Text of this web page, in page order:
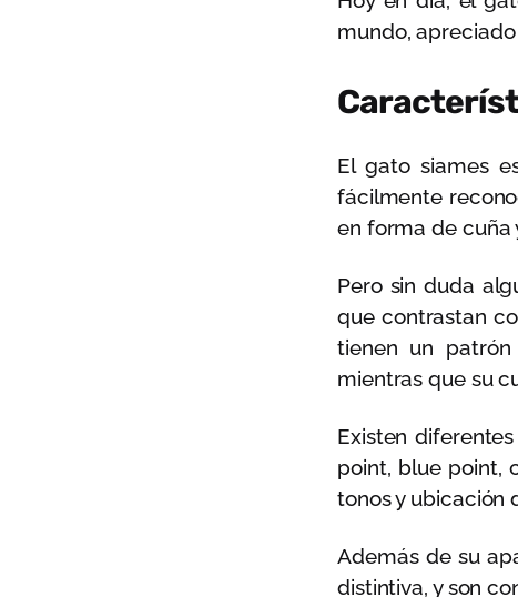
mundo,
El gato siames
fácilmente
en forma de cuña
Pero sin duda
que contrastan
tienen un
mientras que su
Existen
point, blue point,
tonos y ubicación
Además de su
distintiva, y son